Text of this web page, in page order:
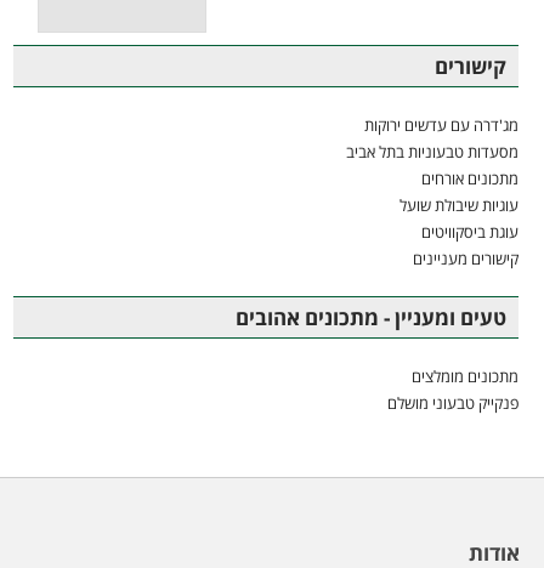
קישורים
מג'דרה עם עדשים ירוקות
מסעדות טבעוניות בתל אביב
מתכונים אורחים
עוגיות שיבולת שועל
עוגת ביסקוויטים
קישורים מעניינים
טעים ומעניין - מתכונים אהובים
מתכונים מומלצים
פנקייק טבעוני מושלם
אודות